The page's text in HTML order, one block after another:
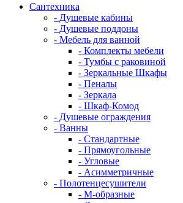
Сантехника
- Душевые кабины
- Душевые поддоны
- Мебель для ванной
- Комплекты мебели
- Тумбы с раковиной
- Зеркальные Шкафы
- Пеналы
- Зеркала
- Шкаф-Комод
- Душевые ограждения
- Ванны
- Стандартные
- Прямоугольные
- Угловые
- Асимметричные
- Полотенцесушители
- М-образные